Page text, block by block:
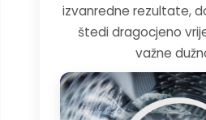
izvanredne rezultate,
štedi dragocjeno
važne